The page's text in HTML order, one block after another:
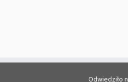
Odwiedziło